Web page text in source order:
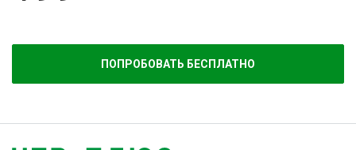
ПОПРОБОВАТЬ БЕСПЛАТНО